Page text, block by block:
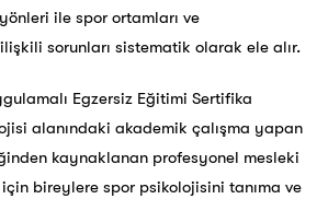
ile spor ortamları ve
sorunları sistematik olarak ele alır.
Egzersiz Eğitimi Sertifika
alanındaki akademik çalışma yapan
kaynaklanan profesyonel mesleki
bireylere spor psikolojisini tanıma ve